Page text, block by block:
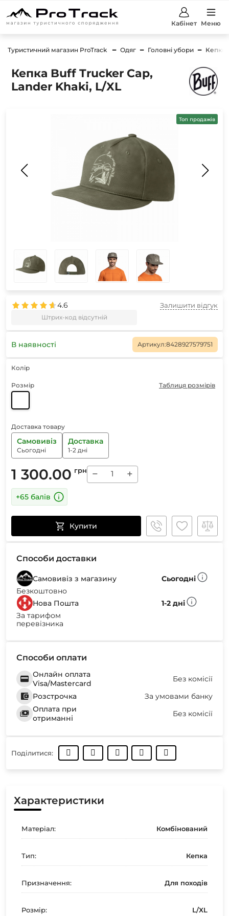
Кабінет Меню
Туристичний магазин ProTrack Одяг Головні убори Кепки
Кепка Buff Trucker Cap,
Lander Khaki, L/XL
Топ продажів
4.6
Штрих-код відсутній
Залишити відгук
В наявності Артикул:8428927579751
Колір
Розмір Таблиця розмірів
Доставка товару
Самовивіз
Сьогодні
Доставка
1-2 дні
1 300.00 грн − +
+65 балів
Купити
Способи доставки
Самовивіз з магазину
Сьогодні
Безкоштовно
Нова Пошта
1-2 дні
За тарифом
перевізника
Способи оплати
Онлайн оплата
Visa/Mastercard
Без комісії
Розстрочка
За умовами банку
Оплата при
отриманні
Без комісії
Поділитися:
Характеристики
Матеріал: Комбінований
Тип: Кепка
Призначення: Для походів
Розмір: L/XL